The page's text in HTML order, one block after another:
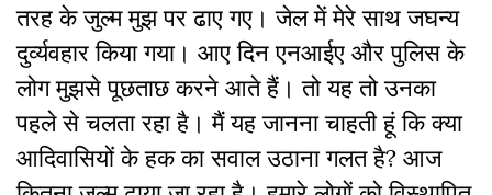
तरह के जुल्म मुझ पर ढाए गए। जेल में मेरे साथ जघन्य
दुर्व्यवहार किया गया। आए दिन एनआईए और पुलिस के
लोग मुझसे पूछताछ करने आते हैं। तो यह तो उनका
पहले से चलता रहा है। मैं यह जानना चाहती हूं कि क्या
आदिवासियों के हक का सवाल उठाना गलत है? आज